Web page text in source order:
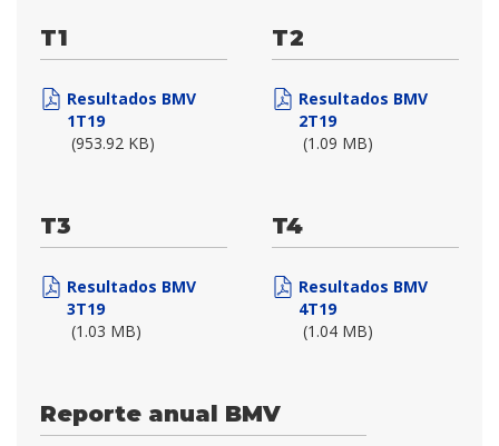
T1
Resultados BMV
1T19
(953.92 KB)
T2
Resultados BMV
2T19
(1.09 MB)
T3
Resultados BMV
3T19
(1.03 MB)
T4
Resultados BMV
4T19
(1.04 MB)
Reporte anual BMV